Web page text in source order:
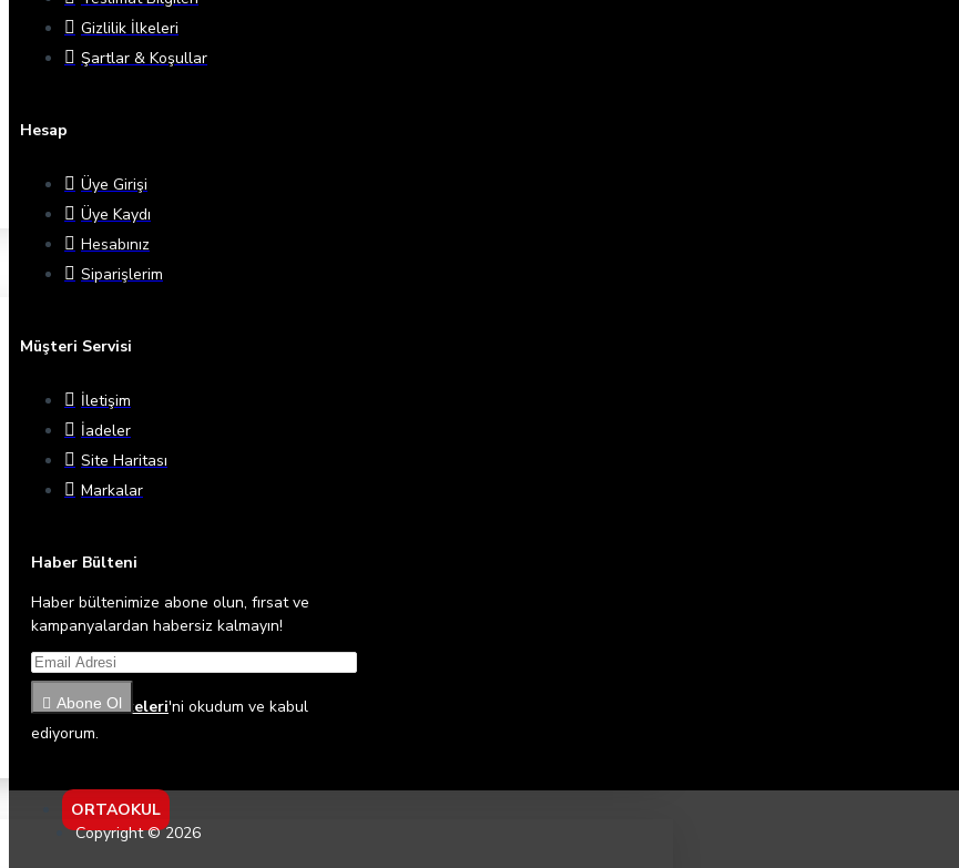
ORTAOKUL
Gizlilik İlkeleri
Şartlar & Koşullar
Hesap
Üye Girişi
Üye Kaydı
Hesabınız
Siparişlerim
Müşteri Servisi
İletişim
İadeler
Site Haritası
Markalar
Haber Bülteni
Haber bültenimize abone olun, fırsat ve
kampanyalardan habersiz kalmayın!
Abone Ol
Gizlilik İlkeleri'ni okudum ve kabul
ediyorum.
Copyright © 2026